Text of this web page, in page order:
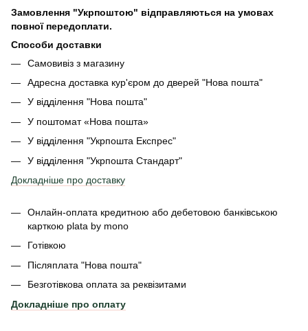
Замовлення "Укрпоштою" відправляються на умовах
повної передоплати.
Способи доставки
Самовивіз з магазину
Адресна доставка кур'єром до дверей "Нова пошта"
У відділення "Нова пошта"
У поштомат «Нова пошта»
У відділення "Укрпошта Експрес"
У відділення "Укрпошта Стандарт"
Докладніше про доставку
Онлайн-оплата кредитною або дебетовою банківською
карткою plata by mono
Готівкою
Післяплата "Нова пошта"
Безготівкова оплата за реквізитами
Докладніше про оплату